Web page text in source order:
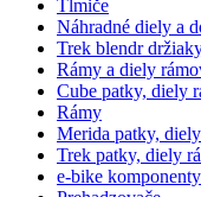
Tlmiče
Náhradné diely a
Trek blendr
Rámy a diely
Cube patky, diely
Rámy
Merida patky,
Trek patky, diely
e-bike